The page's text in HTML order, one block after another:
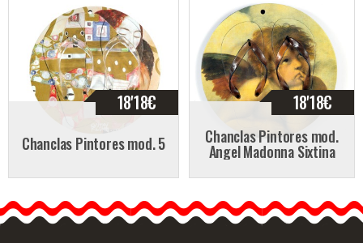
18'18€
Chanclas Pintores mod. 5
18'18€
Chanclas Pintores mod.
Angel Madonna Sixtina